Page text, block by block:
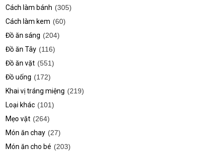
Cách làm bánh (305)
Cách làm kem (60)
Đồ ăn sáng (204)
Đồ ăn Tây (116)
Đồ ăn vặt (551)
Đồ uống (172)
Khai vị tráng miệng (219)
Loại khác (101)
Mẹo vặt (264)
Món ăn chay (27)
Món ăn cho bé (203)